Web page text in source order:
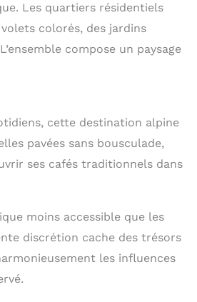
Les quartiers résidentiels
colorés, des jardins
compose un paysage
cette destination alpine
pavées sans bousculade,
ses cafés traditionnels dans
moins accessible que les
discrétion cache des trésors
les influences